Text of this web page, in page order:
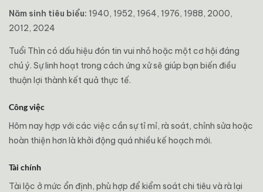
Năm sinh tiêu biểu: 1940, 1952, 1964, 1976, 1988, 2000,
2012, 2024
Tuổi Thìn có dấu hiệu đón tin vui nhỏ hoặc một cơ hội đáng
chú ý. Sự linh hoạt trong cách ứng xử sẽ giúp bạn biến điều
thuận lợi thành kết quả thực tế.
Công việc
Hôm nay hợp với các việc cần sự tỉ mỉ, rà soát, chỉnh sửa hoặc
hoàn thiện hơn là khởi động quá nhiều kế hoạch mới.
Tài chính
Tài lộc ở mức ổn định, phù hợp để kiểm soát chi tiêu và rà lại